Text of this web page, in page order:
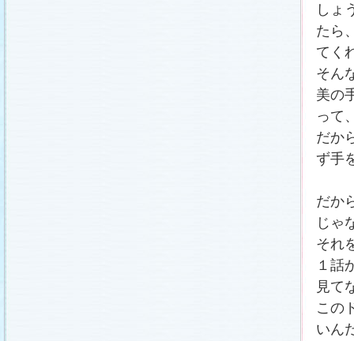
しょ
たら
てく
そん
美の
って
だか
ず手
だか
じゃ
それ
１話
見て
この
いん